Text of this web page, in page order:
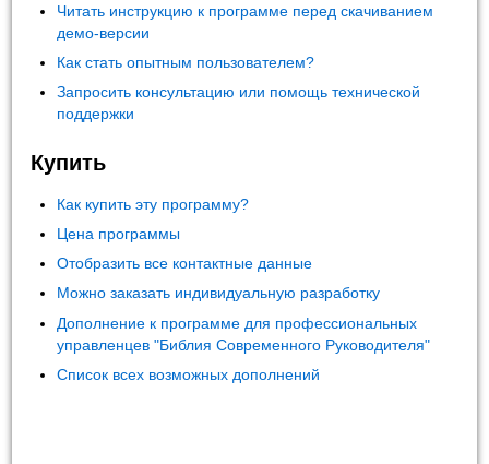
Читать инструкцию к программе перед скачиванием
демо-версии
Как стать опытным пользователем?
Запросить консультацию или помощь технической
поддержки
Купить
Как купить эту программу?
Цена программы
Отобразить все контактные данные
Можно заказать индивидуальную разработку
Дополнение к программе для профессиональных
управленцев "Библия Современного Руководителя"
Список всех возможных дополнений